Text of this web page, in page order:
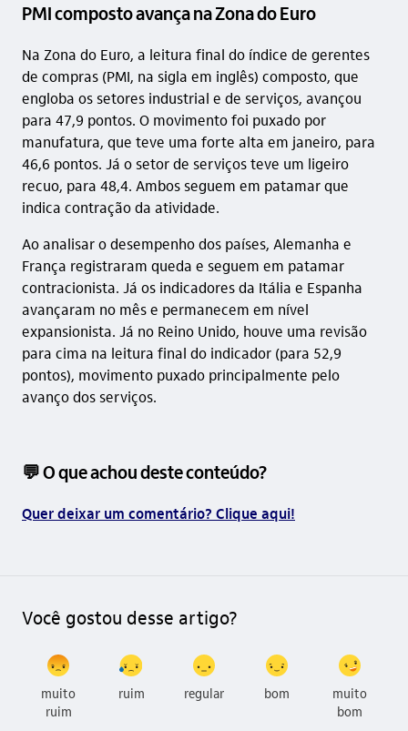
PMI composto avança na Zona do Euro
Na Zona do Euro, a leitura final do índice de gerentes
de compras (PMI, na sigla em inglês) composto, que
engloba os setores industrial e de serviços, avançou
para 47,9 pontos. O movimento foi puxado por
manufatura, que teve uma forte alta em janeiro, para
46,6 pontos. Já o setor de serviços teve um ligeiro
recuo, para 48,4. Ambos seguem em patamar que
indica contração da atividade.
Ao analisar o desempenho dos países, Alemanha e
França registraram queda e seguem em patamar
contracionista. Já os indicadores da Itália e Espanha
avançaram no mês e permanecem em nível
expansionista. Já no Reino Unido, houve uma revisão
para cima na leitura final do indicador (para 52,9
pontos), movimento puxado principalmente pelo
avanço dos serviços.
💬 O que achou deste conteúdo?
Quer deixar um comentário? Clique aqui!
Você gostou desse artigo?
muito
ruim
ruim regular bom
muito
bom